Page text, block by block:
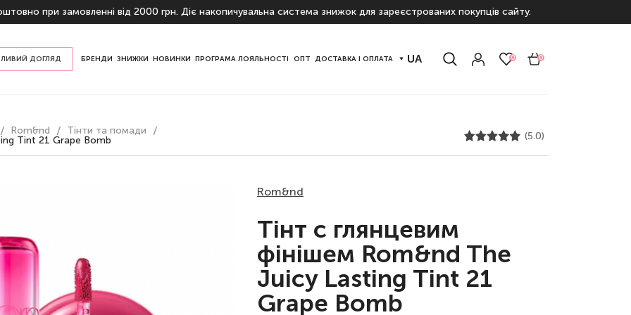
при замовленні від 2000 грн. Діє накопичувальна система знижок для зареєстрованих покупців сайту.
ДОГЛЯД БРЕНДИ ЗНИЖКИ НОВИНКИ ПРОГРАМА ЛОЯЛЬНОСТІ ОПТ ДОСТАВКА І ОПЛАТА UA 0 0
Rom&nd
Тінти та помади
Tint 21 Grape Bomb
(5.0)
Rom&nd
Тінт с глянцевим
фінішем Rom&nd The
Juicy Lasting Tint 21
Grape Bomb